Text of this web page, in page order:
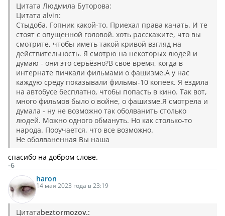
Цитата Людмила Буторова:
Цитата alvin:
Стыдоба. Гопник какой-то. Приехал права качать. И те
стоят с опущенной головой. хоть расскажите, что вы
смотрите, чтобы иметь такой кривой взгляд на
действительность. Я смотрю на некоторых людей и
думаю - они это серьёзно?В свое время, когда в
интернате пичкали фильмами о фашизме.А у нас
каждую среду показывали фильмы-10 копеек. Я ездила
на автобусе бесплатно, чтобы попасть в кино. Так вот,
много фильмов было о войне, о фашизме.Я смотрела и
думала - ну не возможно так оболванить столько
людей. Можно одного обмануть. Но как столько-то
народа. Пооучается, что все возможно.
Не оболваненная Вы наша
спасибо на добром слове.
-6
haron
14 мая 2023 года в 23:19
Цитатаbeztormozov.: